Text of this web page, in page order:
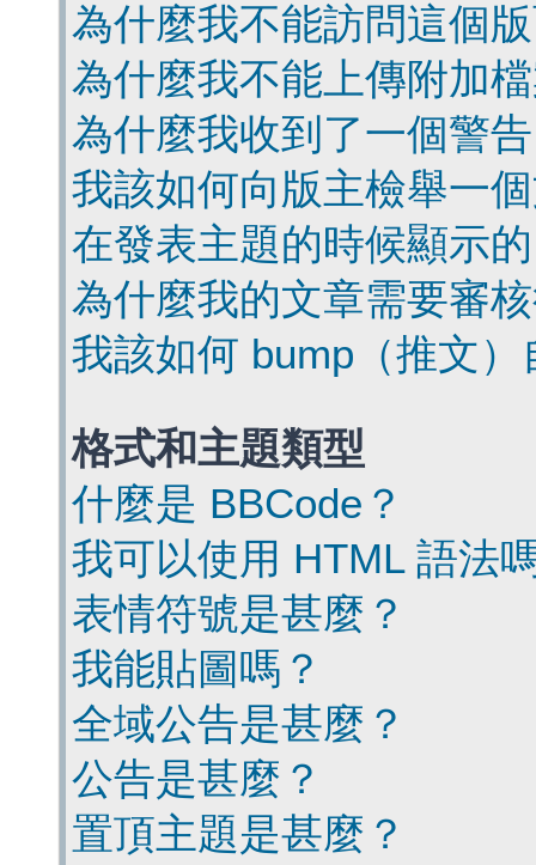
為什麼我不能訪問這個
為什麼我不能上傳附加
為什麼我收到了一個警
我該如何向版主檢舉一
在發表主題的時候顯示
為什麼我的文章需要審
我該如何 bump（推文
格式和主題類型
什麼是 BBCode？
我可以使用 HTML 語法
表情符號是甚麼？
我能貼圖嗎？
全域公告是甚麼？
公告是甚麼？
置頂主題是甚麼？